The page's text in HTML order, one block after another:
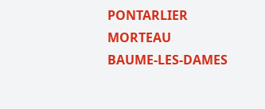
PONTARLIER
MORTEAU
BAUME-LES-DAMES